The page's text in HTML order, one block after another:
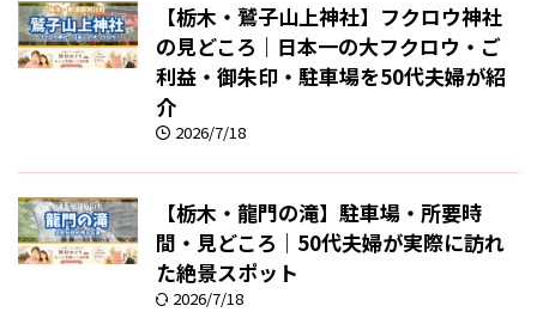
【栃木・鷲子山上神社】フクロウ神社
の見どころ｜日本一の大フクロウ・ご
利益・御朱印・駐車場を50代夫婦が紹
介
2026/7/18
【栃木・龍門の滝】駐車場・所要時
間・見どころ｜50代夫婦が実際に訪れ
た絶景スポット
2026/7/18